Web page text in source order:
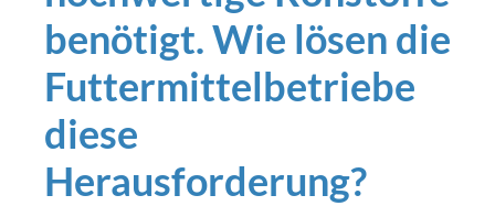
benötigt. Wie lösen die
Futtermittelbetriebe
diese
Herausforderung?